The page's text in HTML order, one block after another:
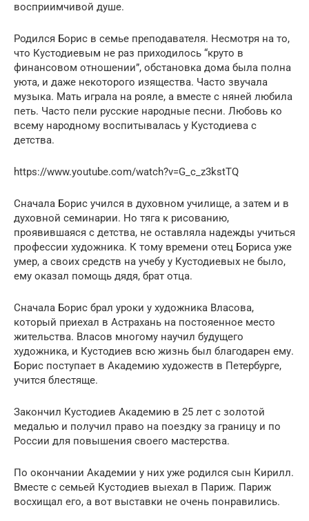
восприимчивой душе.
Родился Борис в семье преподавателя. Несмотря на то,
что Кустодиевым не раз приходилось “круто в
финансовом отношении”, обстановка дома была полна
уюта, и даже некоторого изящества. Часто звучала
музыка. Мать играла на рояле, а вместе с няней любила
петь. Часто пели русские народные песни. Любовь ко
всему народному воспитывалась у Кустодиева с
детства.
https://www.youtube.com/watch?v=G_c_z3kstTQ
Сначала Борис учился в духовном училище, а затем и в
духовной семинарии. Но тяга к рисованию,
проявившаяся с детства, не оставляла надежды учиться
профессии художника. К тому времени отец Бориса уже
умер, а своих средств на учебу у Кустодиевых не было,
ему оказал помощь дядя, брат отца.
Сначала Борис брал уроки у художника Власова,
который приехал в Астрахань на постояенное место
жительства. Власов многому научил будущего
художника, и Кустодиев всю жизнь был благодарен ему.
Борис поступает в Академию художеств в Петербурге,
учится блестяще.
Закончил Кустодиев Академию в 25 лет с золотой
медалью и получил право на поездку за границу и по
России для повышения своего мастерства.
По окончании Академии у них уже родился сын Кирилл.
Вместе с семьей Кустодиев выехал в Париж. Париж
восхищал его, а вот выставки не очень понравились.